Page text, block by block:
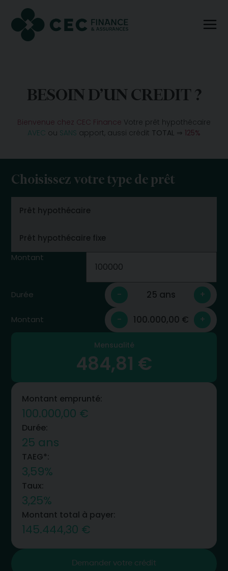
BESOIN D’UN CREDIT ?
Bienvenue chez CEC Finance Votre prêt hypothécaire
AVEC ou SANS apport, aussi crédit TOTAL ⇒ 125%
Choisissez votre type de prêt
Montant
Durée - 25 ans +
Montant - 100.000,00 € +
Mensualité
484,81 €
Montant emprunté:
100.000,00 €
Durée:
25 ans
TAEG*:
3,59%
Taux:
3,25%
Montant total à payer:
145.444,30 €
Demander votre crédit